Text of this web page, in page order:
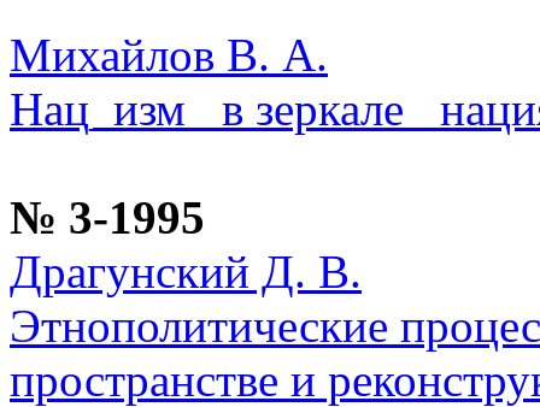
Михайлов В. А.
Нац_изм_ в зеркале
№ 3-1995
Драгунский Д. В.
Этнополитические
пространстве и